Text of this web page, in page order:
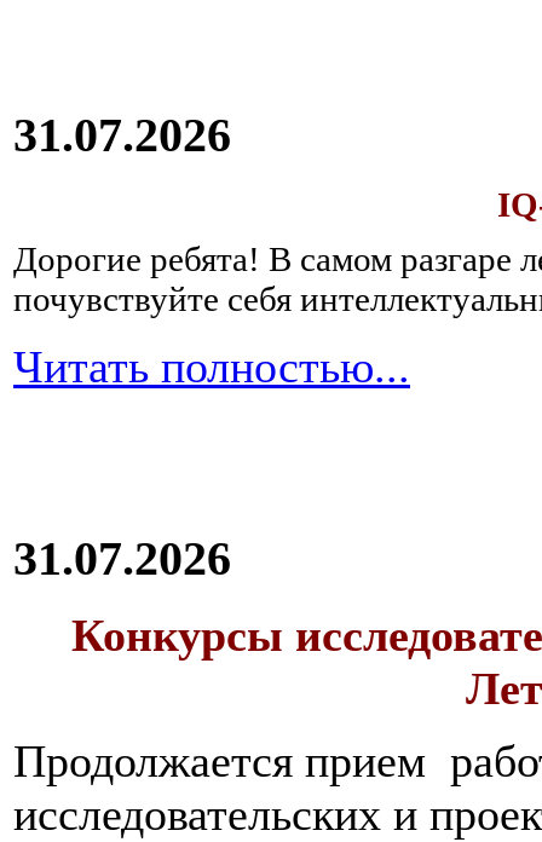
31.07.2026
Дорогие ребята! В самом разгаре
почувствуйте себя
Читать полностью...
31.07.2026
Конкурсы
Продолжается прием
исследовательских и